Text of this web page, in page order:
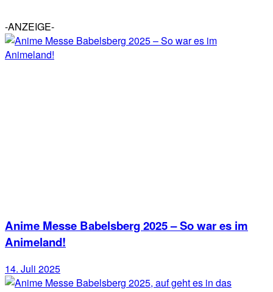
-ANZEIGE-
Anime Messe Babelsberg 2025 – So war es im
Animeland!
14. Juli 2025